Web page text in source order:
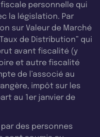
personnelle qui
la législation. Par
sur Valeur de Marché
de Distribution” qui
avant fiscalité (y
et autre fiscalité
de l’associé au
impôt sur les
au 1er janvier de
des personnes